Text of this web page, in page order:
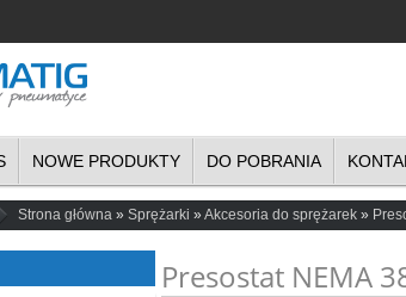
NOWE PRODUKTY DO POBRANIA
Strona główna Sprężarki Akcesoria do sprężarek
Presostat NEMA